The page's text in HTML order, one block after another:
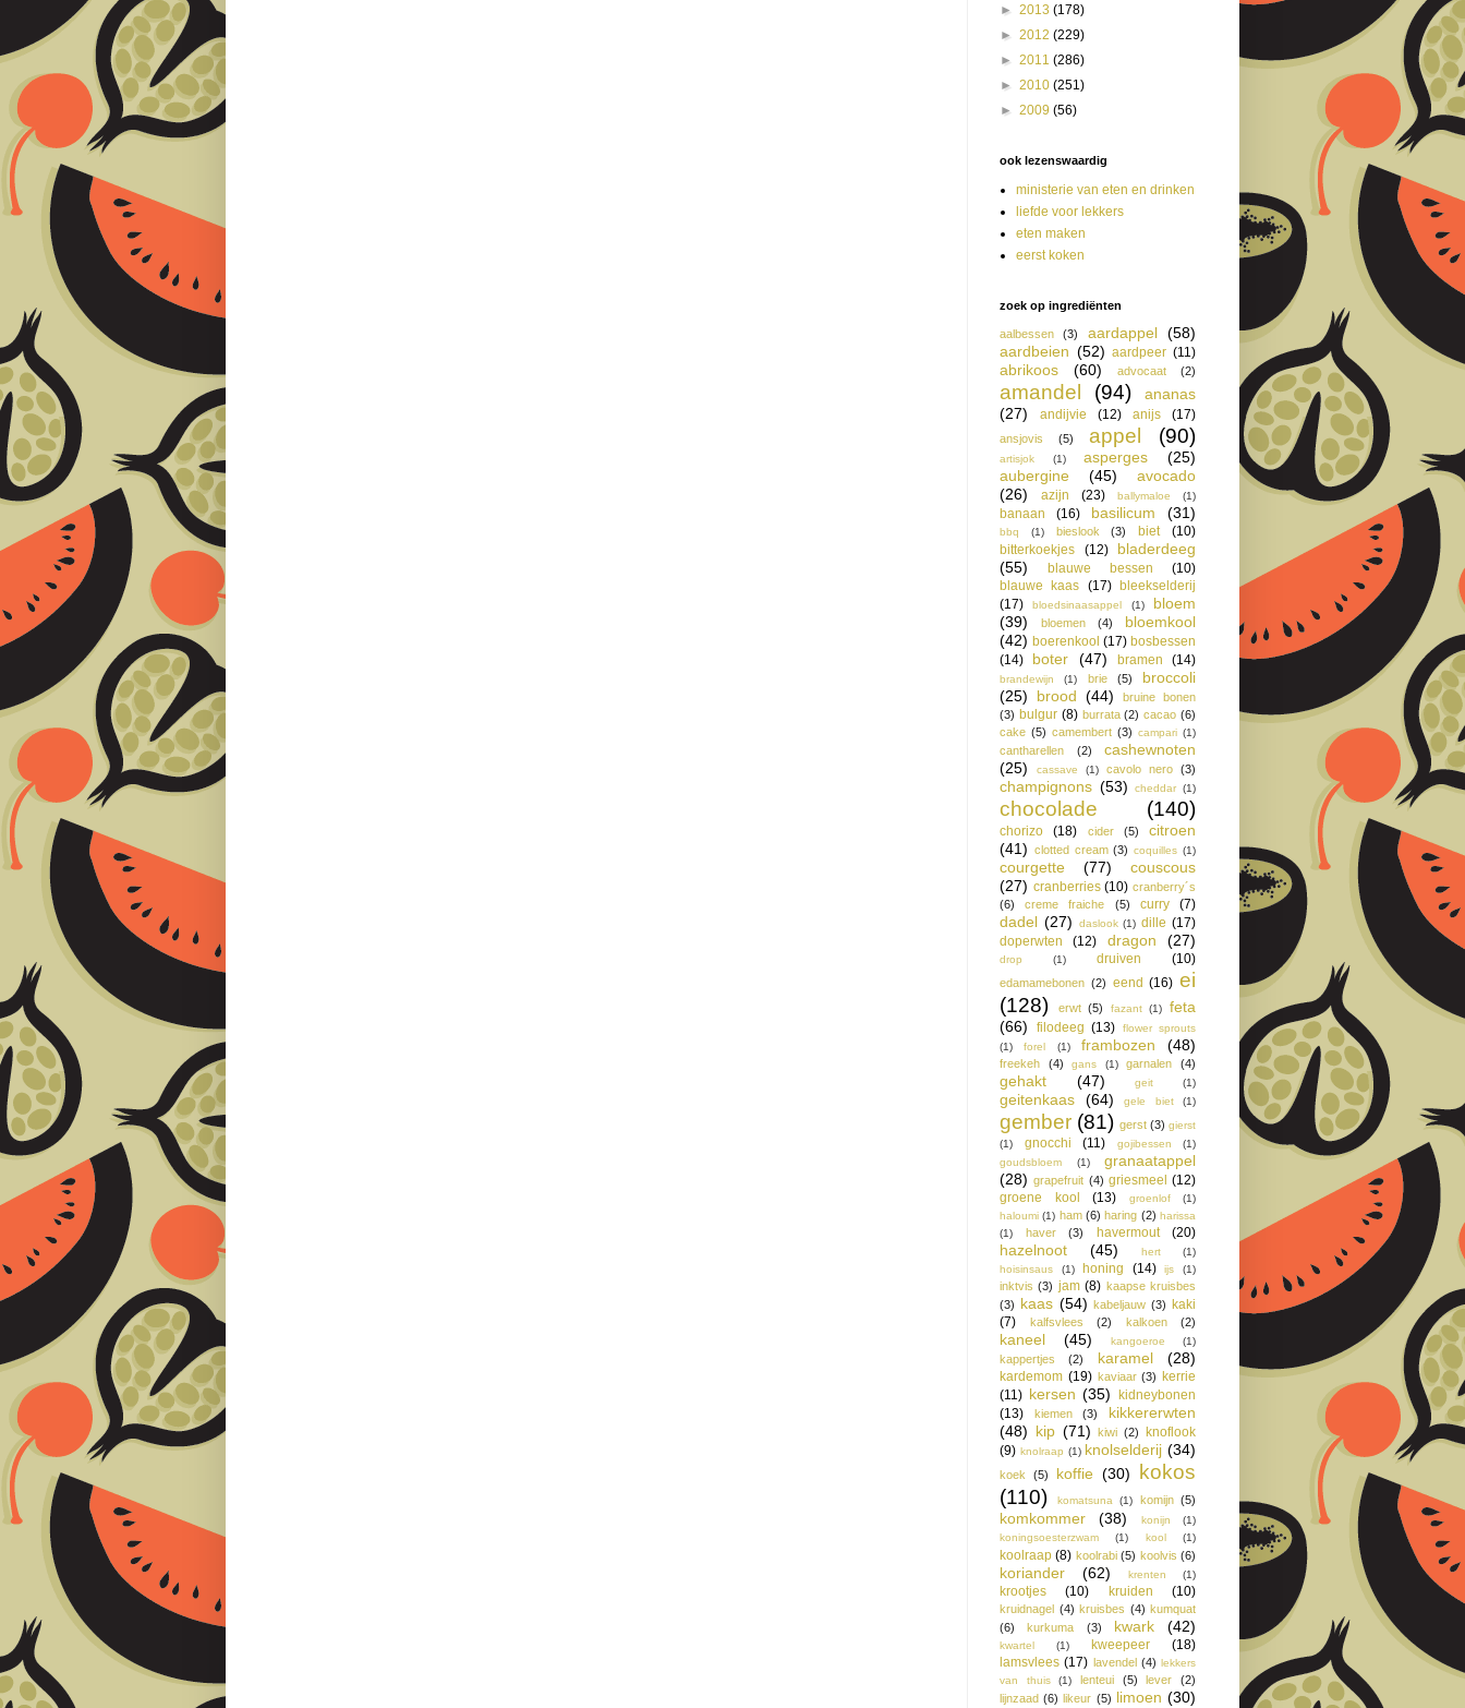
► 2013 (178)
► 2012 (229)
► 2011 (286)
► 2010 (251)
► 2009 (56)
ook lezenswaardig
ministerie van eten en drinken
liefde voor lekkers
eten maken
eerst koken
zoek op ingrediënten
aalbessen (3) aardappel (58)
aardbeien (52) aardpeer (11)
abrikoos (60) advocaat (2)
amandel (94)
ananas
(27)
andijvie (12) anijs (17)
ansjovis (5) appel (90)
artisjok (1) asperges
(25)
aubergine
(45)
avocado
(26)
azijn (23) ballymaloe (1)
banaan (16) basilicum (31)
bbq (1) bieslook (3) biet
(10)
bitterkoekjes
(12)
bladerdeeg
(55)
blauwe bessen
(10)
blauwe kaas (17) bleekselderij
(17)
bloedsinaasappel (1)
bloem
(39)
bloemen (4)
bloemkool
(42) boerenkool (17) bosbessen
(14)
boter (47) bramen (14)
brandewijn (1) brie (5)
broccoli
(25)
brood (44)
bruine bonen
(3) bulgur (8) burrata (2) cacao (6)
cake (5) camembert (3) campari (1)
cantharellen (2)
cashewnoten
(25)
cassave (1) cavolo nero (3)
champignons (53) cheddar (1)
chocolade (140)
chorizo (18) cider (5)
citroen
(41) clotted cream (3) coquilles (1)
courgette (77)
couscous
(27) cranberries (10) cranberry´s
(6)
creme fraiche (5) curry (7)
dadel (27) daslook (1) dille (17)
doperwten
(12) dragon (27)
drop (1) druiven (10)
edamamebonen (2) eend (16) ei
(128)
erwt (5) fazant (1)
feta
(66)
filodeeg (13)
flower sprouts
(1)
forel (1) frambozen (48)
freekeh (4) gans (1) garnalen (4)
gehakt (47) geit (1)
geitenkaas (64) gele biet (1)
gember (81) gerst (3) gierst
(1)
gnocchi (11) gojibessen
(1)
goudsbloem
(1)
granaatappel
(28) grapefruit (4) griesmeel (12)
groene kool
(13) groenlof
(1)
haloumi (1) ham (6) haring (2) harissa
(1)
haver (3) havermout (20)
hazelnoot (45) hert
(1)
hoisinsaus
(1) honing (14) ijs (1)
inktvis (3) jam (8) kaapse kruisbes
(3) kaas (54) kabeljauw (3) kaki
(7)
kalfsvlees (2) kalkoen (2)
kaneel (45) kangoeroe (1)
kappertjes (2) karamel (28)
kardemom (19) kaviaar (3) kerrie
(11) kersen (35) kidneybonen
(13)
kiemen (3)
kikkererwten
(48) kip (71) kiwi (2) knoflook
(9) knolraap (1) knolselderij (34)
koek (5) koffie (30)
kokos
(110)
komatsuna (1) komijn (5)
komkommer (38) konijn
(1)
koningsoesterzwam
(1) kool (1)
koolraap (8) koolrabi (5) koolvis (6)
koriander (62) krenten (1)
krootjes (10) kruiden (10)
kruidnagel (4) kruisbes (4) kumquat
(6)
kurkuma (3) kwark (42)
kwartel (1) kweepeer
(18)
lamsvlees (17) lavendel (4) lekkers
van thuis
(1) lenteui (5) lever
(2)
lijnzaad (6) likeur (5) limoen (30)